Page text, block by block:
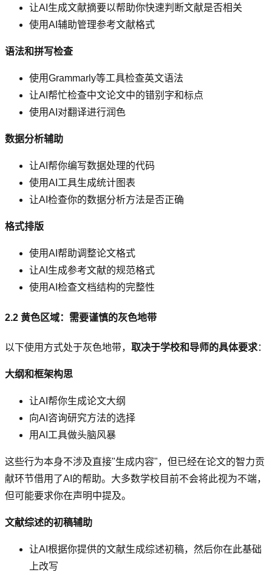
让AI生成文献摘要以帮助你快速判断文献是否相关
使用AI辅助管理参考文献格式
语法和拼写检查
使用Grammarly等工具检查英文语法
让AI帮忙检查中文论文中的错别字和标点
使用AI对翻译进行润色
数据分析辅助
让AI帮你编写数据处理的代码
使用AI工具生成统计图表
让AI检查你的数据分析方法是否正确
格式排版
使用AI帮助调整论文格式
让AI生成参考文献的规范格式
使用AI检查文档结构的完整性
2.2 黄色区域：需要谨慎的灰色地带
以下使用方式处于灰色地带， 取决于学校和导师的具体要求：
大纲和框架构思
让AI帮你生成论文大纲
向AI咨询研究方法的选择
用AI工具做头脑风暴
这些行为本身不涉及直接"生成内容"，但已经在论文的智力贡
献环节借用了AI的帮助。大多数学校目前不会将此视为不端，
但可能要求你在声明中提及。
文献综述的初稿辅助
让AI根据你提供的文献生成综述初稿，然后你在此基础
上改写